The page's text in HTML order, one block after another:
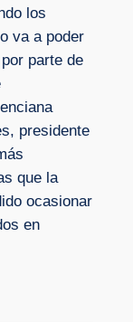
los
va a poder
parte de
presidente
que la
ocasionar
en